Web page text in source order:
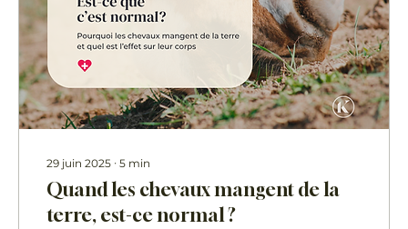
29 juin 2025 ∙ 5 min
Quand les chevaux mangent de la
terre, est-ce normal ?